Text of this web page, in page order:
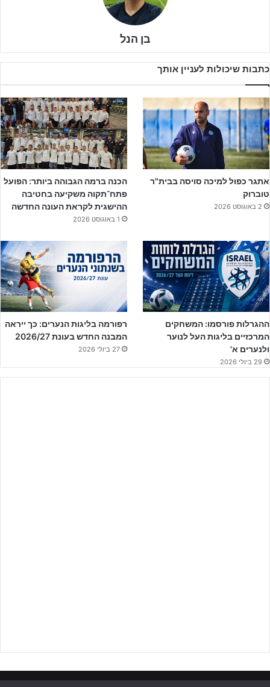
המשחק נפתח בסערה, כאשר כבר אחרי שלוש דקות,נועם בן הרוש
בהגבהה מכדור קרן מצא אתמיכאל עומר, שהעלה את הנתנייתים
ליתרון מהיר. יתרון זה החזיק מעמד רק עשר דקות, כאשראושר ברוכים
השווה את התוצאה. השער השני של טוברוק היה העתק הדבק לשער
הראשון, כאשר שוב נועם בן הרוש הגביה כדור קרן, הפעם הכובש הוא
בן הנל
כתבות שיכולות לעניין אותך
אתגר כפול למיכה סויסה בבית"ר
טוברוק
2 באוגוסט 2026
הכנה ברמה הגבוהה ביותר: הפועל
פתח־תקוה משקיעה בחטיבה
ההישגית לקראת העונה החדשה
1 באוגוסט 2026
ההגרלות פורסמו: המשחקים
המרכזיים בליגות העל לנוער
ולנערים א'
29 ביולי 2026
רפורמה בליגות הנערים: כך ייראה
המבנה החדש בעונת 2026/27
27 ביולי 2026